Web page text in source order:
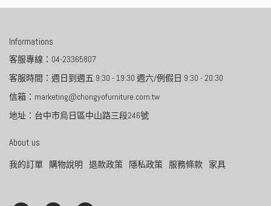
Informations
客服專線：04-23365807
客服時間：週日到週五 9:30 - 19:30 週六/例假日 9:30 - 20:30
信箱：marketing@chongyofurniture.com.tw
地址：台中市烏日區中山路三段246號
About us
我的訂單 購物說明 退款政策 隱私政策 服務條款 家具